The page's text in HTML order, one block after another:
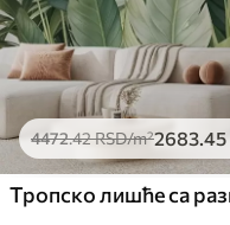
4472.42RSD/m²2683.45